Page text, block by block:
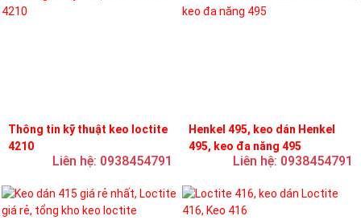
Thông tin kỹ thuật keo loctite
4210
Liên hệ: 0938454791
Henkel 495, keo dán Henkel
495, keo đa năng 495
Liên hệ: 0938454791